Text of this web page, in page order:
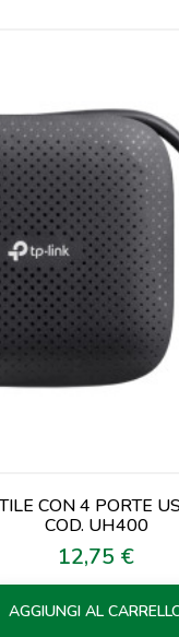
CON 4 PORTE
COD. UH400
Prezzo
12,75 €
AGGIUNGI AL